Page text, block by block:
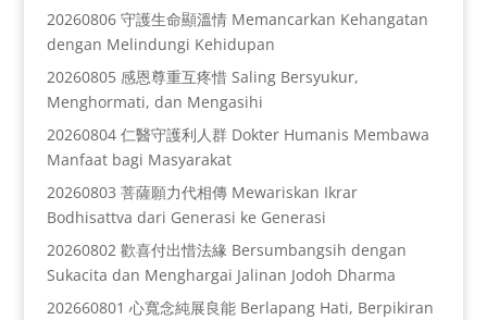
20260806 守護生命顯溫情 Memancarkan Kehangatan
dengan Melindungi Kehidupan
20260805 感恩尊重互疼惜 Saling Bersyukur,
Menghormati, dan Mengasihi
20260804 仁醫守護利人群 Dokter Humanis Membawa
Manfaat bagi Masyarakat
20260803 菩薩願力代相傳 Mewariskan Ikrar
Bodhisattva dari Generasi ke Generasi
20260802 歡喜付出惜法緣 Bersumbangsih dengan
Sukacita dan Menghargai Jalinan Jodoh Dharma
202660801 心寬念純展良能 Berlapang Hati, Berpikiran